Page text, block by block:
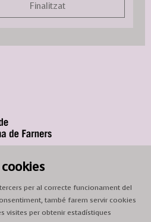
Finalitzat
a dissabte, de 9 a 13 h.
Coloma de Farners
per al correcte funcionament del
també farem servir cookies
visites per obtenir estadístiques